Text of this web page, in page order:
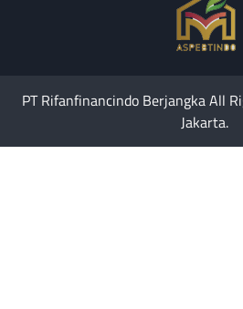
PT Rifanfinancindo Berjangka All
Jakarta.